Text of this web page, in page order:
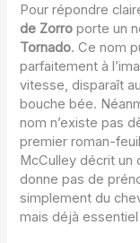
Pour répondre
de Zorro porte un
Tornado. Ce nom
parfaitement à
vitesse, disparaît
bouche bée.
nom n’existe pas
premier roman-
McCulley décrit un
donne pas de
simplement du
mais déjà essentiel